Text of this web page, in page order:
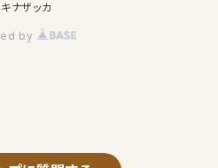
ナザッカ
by